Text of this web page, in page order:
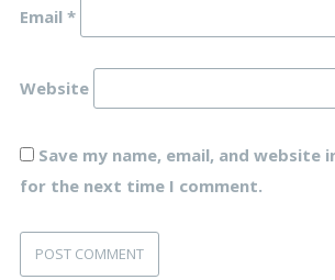
Email *
Website
Save my name, email, and website
for the next time I comment.